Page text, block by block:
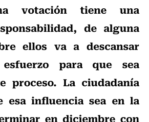
votación tiene una
de alguna
ellos va a descansar
para que sea
proceso. La ciudadanía
esa influencia sea en la
en diciembre con